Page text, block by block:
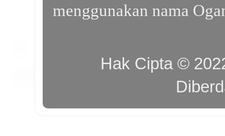
menggunakan nama
Hak Cipta ©